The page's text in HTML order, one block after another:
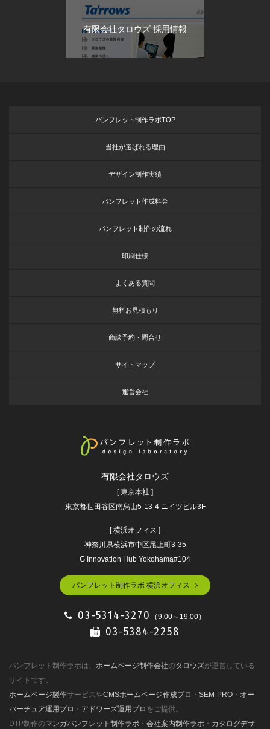
有限会社タロウズ 採用情報
パンフレット制作ラボTOP
当社が選ばれる理由
デザイン制作実績
パンフレット作成料金
パンフレット制作の流れ
印刷仕様
よくある質問
無料お見積もり
商談予約・問合せ
サイトマップ
運営会社
有限会社タロウズ
[ 東京本社 ]
東京都世田谷区南烏山5-13-4 ニイツビル3F
[ 横浜オフィス ]
神奈川県横浜市中区尾上町3-35
G Innovation Hub Yokohama#104
パンフレット制作ラボ 横浜オフィス
03-5314-3270 （9:00～19:00）
03-5384-2258
パンフレット制作ラボは、 ホームページ制作会社のタロウズが運営している
サイトです。
ホームページ製作サービスやCMSホームページ作成プロ ・ SEM-PRO ・ オー
バーチュア運用プロ ・ アドワーズ運用プロ をご提供。
DTP制作のマンガパンフレット制作ラボ ・ 会社案内制作ラボ ・ カタログデザ